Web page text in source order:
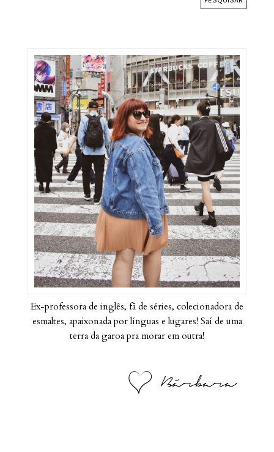
Ex-professora de inglês, fã de séries, colecionadora de
esmaltes, apaixonada por línguas e lugares! Saí de uma
terra da garoa pra morar em outra!